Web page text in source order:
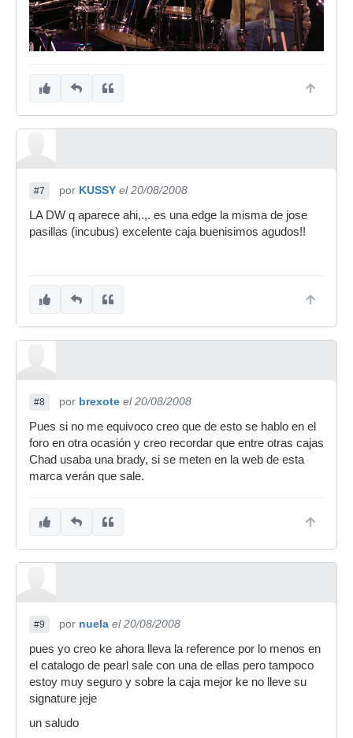
#7 por KUSSY el 20/08/2008
LA DW q aparece ahi,.,. es una edge la misma de jose
pasillas (incubus) excelente caja buenisimos agudos!!
#8 por brexote el 20/08/2008
Pues si no me equivoco creo que de esto se hablo en el
foro en otra ocasión y creo recordar que entre otras cajas
Chad usaba una brady, si se meten en la web de esta
marca verán que sale.
#9 por nuela el 20/08/2008
pues yo creo ke ahora lleva la reference por lo menos en
el catalogo de pearl sale con una de ellas pero tampoco
estoy muy seguro y sobre la caja mejor ke no lleve su
signature jeje
un saludo